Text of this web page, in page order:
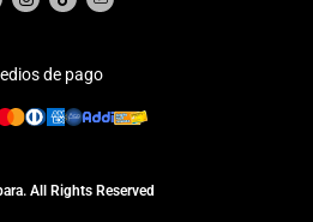
de pago
All Rights Reserved